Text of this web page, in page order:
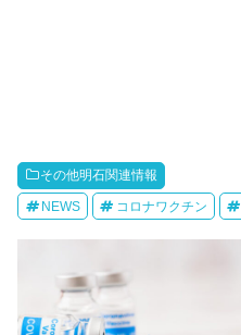
その他明石関連情報
NEWS コロナワクチン